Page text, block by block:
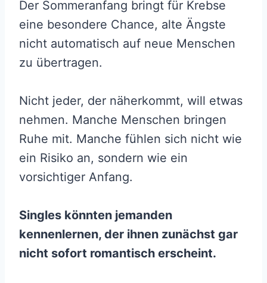
Der Sommeranfang bringt für Krebse
eine besondere Chance, alte Ängste
nicht automatisch auf neue Menschen
zu übertragen.
Nicht jeder, der näherkommt, will etwas
nehmen. Manche Menschen bringen
Ruhe mit. Manche fühlen sich nicht wie
ein Risiko an, sondern wie ein
vorsichtiger Anfang.
Singles könnten jemanden
kennenlernen, der ihnen zunächst gar
nicht sofort romantisch erscheint.